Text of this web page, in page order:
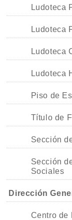
Ludoteca
Ludoteca
Ludoteca
Ludoteca
Piso de
Título de
Sección
Sección
Sociales
Dirección
Centro de